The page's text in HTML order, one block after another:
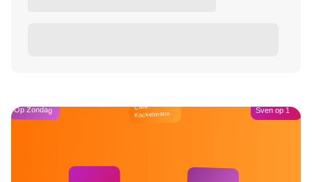
Op Zondag Café
Kockelmann Sven op 1